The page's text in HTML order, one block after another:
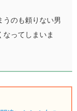
うのも頼りない男
ってしまいま